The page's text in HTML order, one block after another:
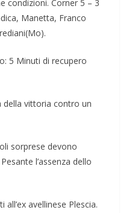
condizioni. Corner 5 – 3
Manetta, Franco
5 Minuti di recupero
della vittoria contro un
sorprese devono
l’assenza dello
avellinese Plescia.